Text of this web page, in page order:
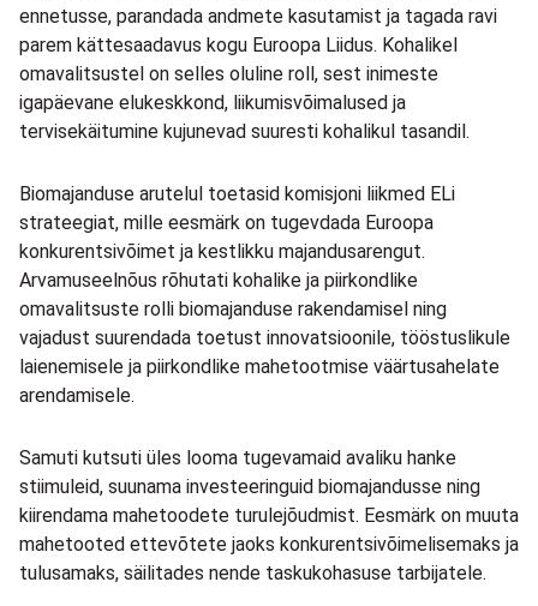
ennetusse, parandada andmete kasutamist ja tagada ravi
parem kättesaadavus kogu Euroopa Liidus. Kohalikel
omavalitsustel on selles oluline roll, sest inimeste
igapäevane elukeskkond, liikumisvõimalused ja
tervisekäitumine kujunevad suuresti kohalikul tasandil.
Biomajanduse arutelul toetasid komisjoni liikmed ELi
strateegiat, mille eesmärk on tugevdada Euroopa
konkurentsivõimet ja kestlikku majandusarengut.
Arvamuseelnõus rõhutati kohalike ja piirkondlike
omavalitsuste rolli biomajanduse rakendamisel ning
vajadust suurendada toetust innovatsioonile, tööstuslikule
laienemisele ja piirkondlike mahetootmise väärtusahelate
arendamisele.
Samuti kutsuti üles looma tugevamaid avaliku hanke
stiimuleid, suunama investeeringuid biomajandusse ning
kiirendama mahetoodete turulejõudmist. Eesmärk on muuta
mahetooted ettevõtete jaoks konkurentsivõimelisemaks ja
tulusamaks, säilitades nende taskukohasuse tarbijatele.